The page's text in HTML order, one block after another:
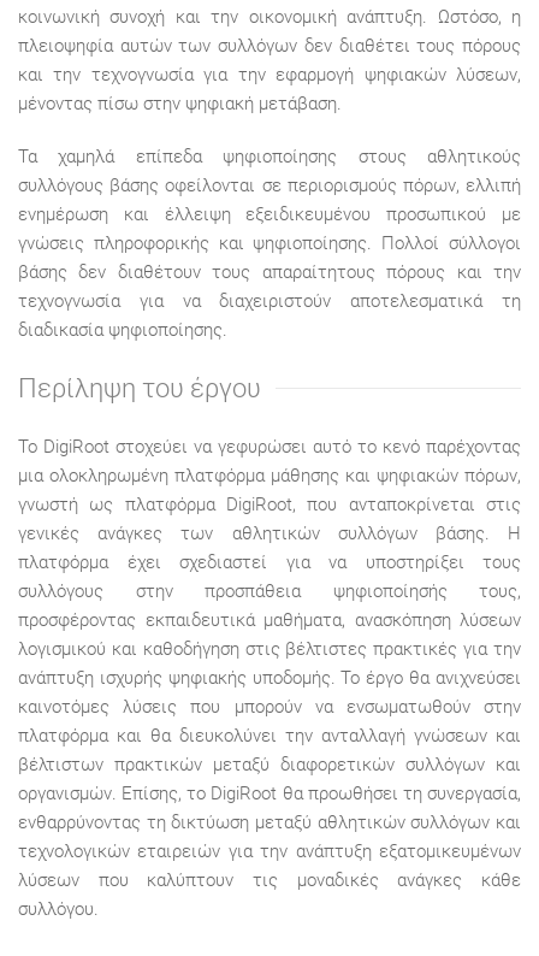
κοινωνική συνοχή και την οικονομική ανάπτυξη. Ωστόσο, η
πλειοψηφία αυτών των συλλόγων δεν διαθέτει τους πόρους
και την τεχνογνωσία για την εφαρμογή ψηφιακών λύσεων,
μένοντας πίσω στην ψηφιακή μετάβαση.
Τα χαμηλά επίπεδα ψηφιοποίησης στους αθλητικούς
συλλόγους βάσης οφείλονται σε περιορισμούς πόρων, ελλιπή
ενημέρωση και έλλειψη εξειδικευμένου προσωπικού με
γνώσεις πληροφορικής και ψηφιοποίησης. Πολλοί σύλλογοι
βάσης δεν διαθέτουν τους απαραίτητους πόρους και την
τεχνογνωσία για να διαχειριστούν αποτελεσματικά τη
διαδικασία ψηφιοποίησης.
Περίληψη του έργου
Το DigiRoot στοχεύει να γεφυρώσει αυτό το κενό παρέχοντας
μια ολοκληρωμένη πλατφόρμα μάθησης και ψηφιακών πόρων,
γνωστή ως πλατφόρμα DigiRoot, που ανταποκρίνεται στις
γενικές ανάγκες των αθλητικών συλλόγων βάσης. Η
πλατφόρμα έχει σχεδιαστεί για να υποστηρίξει τους
συλλόγους στην προσπάθεια ψηφιοποίησής τους,
προσφέροντας εκπαιδευτικά μαθήματα, ανασκόπηση λύσεων
λογισμικού και καθοδήγηση στις βέλτιστες πρακτικές για την
ανάπτυξη ισχυρής ψηφιακής υποδομής. Το έργο θα ανιχνεύσει
καινοτόμες λύσεις που μπορούν να ενσωματωθούν στην
πλατφόρμα και θα διευκολύνει την ανταλλαγή γνώσεων και
βέλτιστων πρακτικών μεταξύ διαφορετικών συλλόγων και
οργανισμών. Επίσης, το DigiRoot θα προωθήσει τη συνεργασία,
ενθαρρύνοντας τη δικτύωση μεταξύ αθλητικών συλλόγων και
τεχνολογικών εταιρειών για την ανάπτυξη εξατομικευμένων
λύσεων που καλύπτουν τις μοναδικές ανάγκες κάθε
συλλόγου.